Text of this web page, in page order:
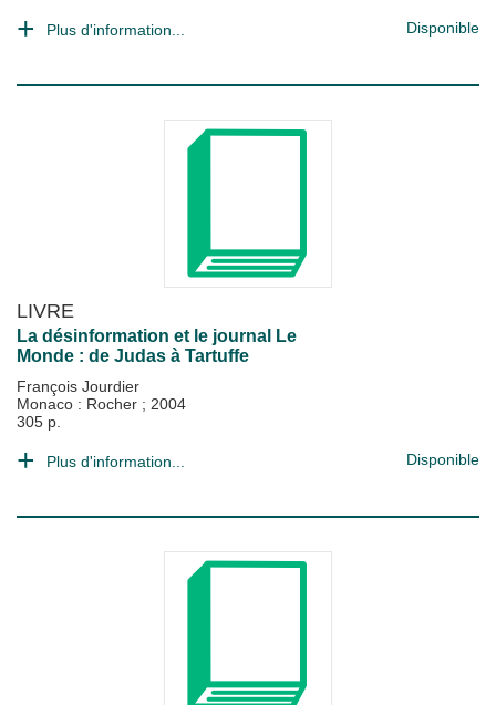
Plus d'information... Disponible
LIVRE
La désinformation et le journal Le
Monde : de Judas à Tartuffe
François Jourdier
Monaco : Rocher ; 2004
305 p.
Plus d'information... Disponible